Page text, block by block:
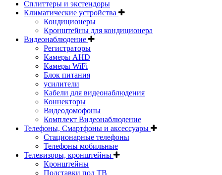
Сплиттеры и экстендоры
Климатические устройства
Кондиционеры
Кронштейны для кондиционера
Видеонаблюдение
Регистраторы
Камеры AHD
Камеры WiFi
Блок питания
усилители
Кабели для видеонаблюдения
Коннекторы
Видеодомофоны
Комплект Видеонаблюдение
Телефоны, Смартфоны и аксессуары
Стационарные телефоны
Телефоны мобильные
Телевизоры, кронштейны
Кронштейны
Подставки под ТВ